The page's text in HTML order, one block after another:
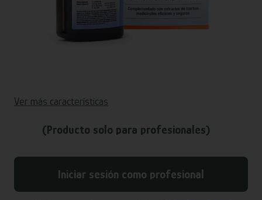
Ver más características
(Producto solo para profesionales)
Iniciar sesión como profesional